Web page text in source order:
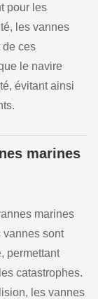
pour les
les vannes
de ces
le navire
évitant ainsi
marines
marines
vannes sont
permettant
catastrophes.
les vannes